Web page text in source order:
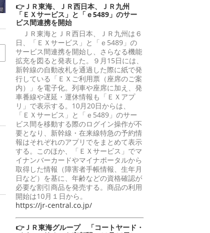
👉ＪＲ東海、ＪＲ西日本、ＪＲ九州
「ＥＸサービス」と「ｅ5489」のサー
ビス間連携を開始
ＪＲ東海とＪＲ西日本、ＪＲ九州は６
日、「ＥＸサービス」と「ｅ5489」の
サービス間連携を開始し、さらなる機能
拡充を図ると発表した。９月15日には、
新幹線の自動改札を通過した際に紙で発
行している「ＥＸご利用票（座席のご案
内）」を電子化。列車や座席に加え、発
車番線や遅延・運休情報も「ＥＸアプ
リ」で表示する。10月20日からは、
「ＥＸサービス」と「ｅ5489」のサー
ビス間を移動する際のログイン操作が不
要となり、新幹線・在来線特急の予約情
報はそれぞれのアプリでをまとめて表示
する。このほか、「ＥＸサービス」でマ
イナンバーカードやマイナポータルから
取得した情報（障害者手帳情報、生年月
日など）を基に、年齢などの資格確認が
必要な割引商品を発売する。商品の利用
開始は10月１日から。
https://jr-central.co.jp/
👉ＪＲ東海グループ 「コートヤード・